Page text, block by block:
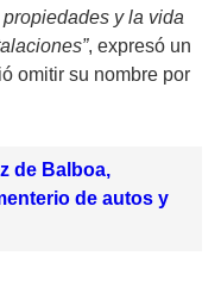
y la vida
, expresó un
omitir su nombre por
de Balboa,
de autos y